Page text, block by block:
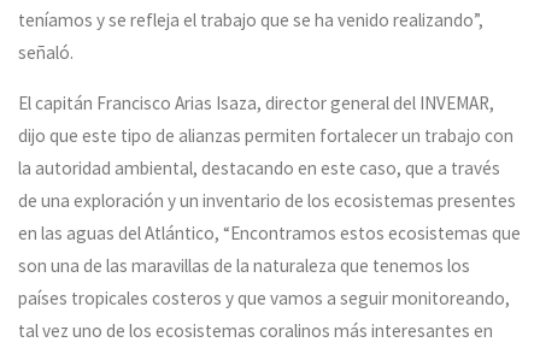
teníamos y se refleja el trabajo que se ha venido realizando”,
señaló.
El capitán Francisco Arias Isaza, director general del INVEMAR,
dijo que este tipo de alianzas permiten fortalecer un trabajo con
la autoridad ambiental, destacando en este caso, que a través
de una exploración y un inventario de los ecosistemas presentes
en las aguas del Atlántico, “Encontramos estos ecosistemas que
son una de las maravillas de la naturaleza que tenemos los
países tropicales costeros y que vamos a seguir monitoreando,
tal vez uno de los ecosistemas coralinos más interesantes en